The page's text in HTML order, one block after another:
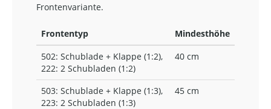
Frontenvariante.
Frontentyp
Mindesthöhe
502: Schublade + Klappe (1:2),
222: 2 Schubladen (1:2)
40 cm
503: Schublade + Klappe (1:3),
223: 2 Schubladen (1:3)
45 cm